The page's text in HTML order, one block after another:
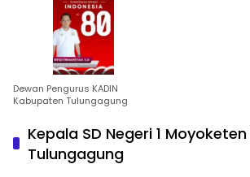
Dewan Pengurus KADIN
Kabupaten Tulungagung
Kepala SD Negeri 1
Tulungagung